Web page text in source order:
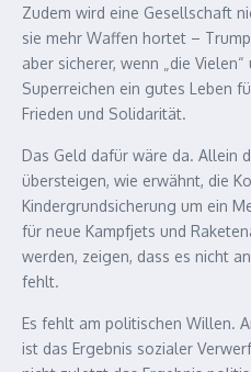
Zudem wird eine Gesellschaft
sie mehr Waffen hortet –
aber sicherer, wenn „die
Superreichen ein gutes Leben
Frieden und Solidarität.
Das Geld dafür wäre da. Allein
übersteigen, wie erwähnt, die
Kindergrundsicherung um ein
für neue Kampfjets und
werden, zeigen, dass es nicht
fehlt.
Es fehlt am politischen Willen.
ist das Ergebnis sozialer